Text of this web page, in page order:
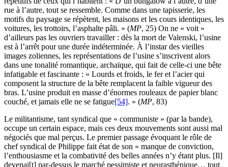
rue à l’autre, tout se ressemble. Comme dans une tapisserie, les
motifs du paysage se répètent, les maisons et les cours identiques, les
voitures, les trottoirs, l’asphalte pâli. » (MP, 25) On ne « voit »
d’ailleurs pas les ouvriers travailler : dès la mort de Valenski, l’usine
est à l’arrêt pour une durée indéterminée. À l’instar des vieilles
images zoliennes, les représentations de l’usine s’inscrivent alors
dans une tonalité romantique, archaïque, qui fait de celle-ci une bête
infatigable et fascinante : « Lourds et froids, le fer et l’acier qui
composent la structure de la bête remplacent la faible vigueur des
bras. L’usine produit en masse d’énormes rouleaux de papier blanc
couché, et jamais elle ne se fatigue[54]. » (MP, 83)
Le militantisme, tant syndical que « communiste » (par la bande),
occupe un certain espace, mais ces deux mouvements sont aussi mal
négociés que mal perçus. Le premier passage évoquant le rôle de
chef syndical de Philippe fait état de son « manque de conviction,
l’enthousiasme et la combativité des belles années n’y étant plus. [Il]
devenai[t] par-dessus le marché pessimiste et neurasthénique… tout